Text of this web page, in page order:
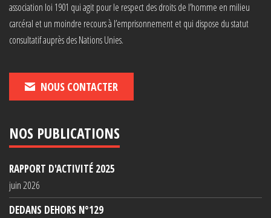
association loi 1901 qui agit pour le respect des droits de l’homme en milieu
carcéral et un moindre recours à l’emprisonnement et qui dispose du statut
consultatif auprès des Nations Unies.
NOUS CONTACTER
NOS PUBLICATIONS
RAPPORT D'ACTIVITÉ 2025
juin 2026
DEDANS DEHORS N°129